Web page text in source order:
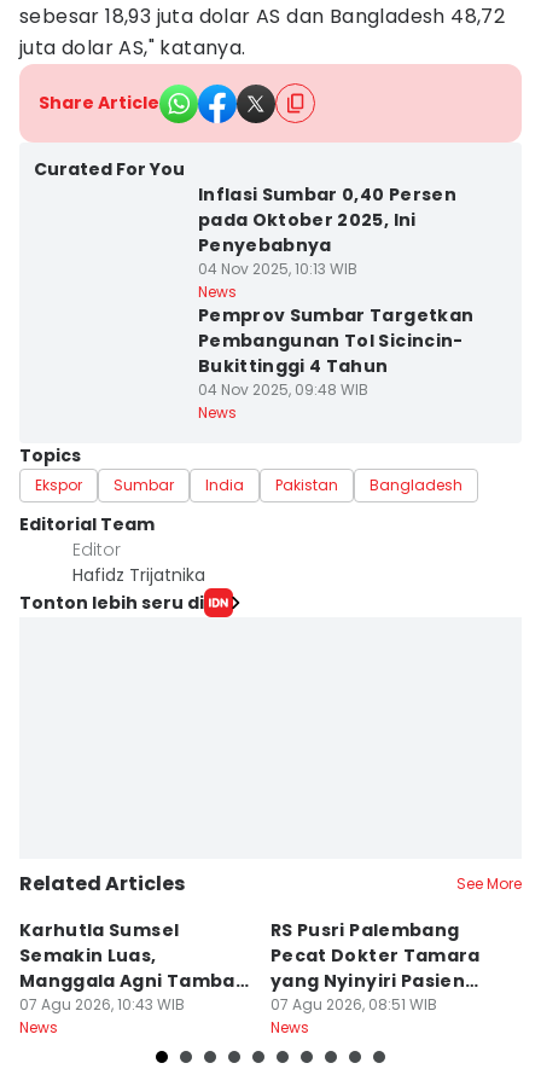
sebesar 18,93 juta dolar AS dan Bangladesh 48,72
juta dolar AS," katanya.
Share Article
Curated For You
Inflasi Sumbar 0,40 Persen
pada Oktober 2025, Ini
Penyebabnya
04 Nov 2025, 10:13 WIB
News
Pemprov Sumbar Targetkan
Pembangunan Tol Sicincin-
Bukittinggi 4 Tahun
04 Nov 2025, 09:48 WIB
News
Topics
Ekspor Sumbar India Pakistan Bangladesh
Editorial Team
Editor
Hafidz Trijatnika
Tonton lebih seru di
Related Articles See More
Karhutla Sumsel
Semakin Luas,
Manggala Agni Tambah
Regu Pemadam
07 Agu 2026, 10:43 WIB
News
RS Pusri Palembang
Pecat Dokter Tamara
yang Nyinyiri Pasien
Yurizal
07 Agu 2026, 08:51 WIB
News